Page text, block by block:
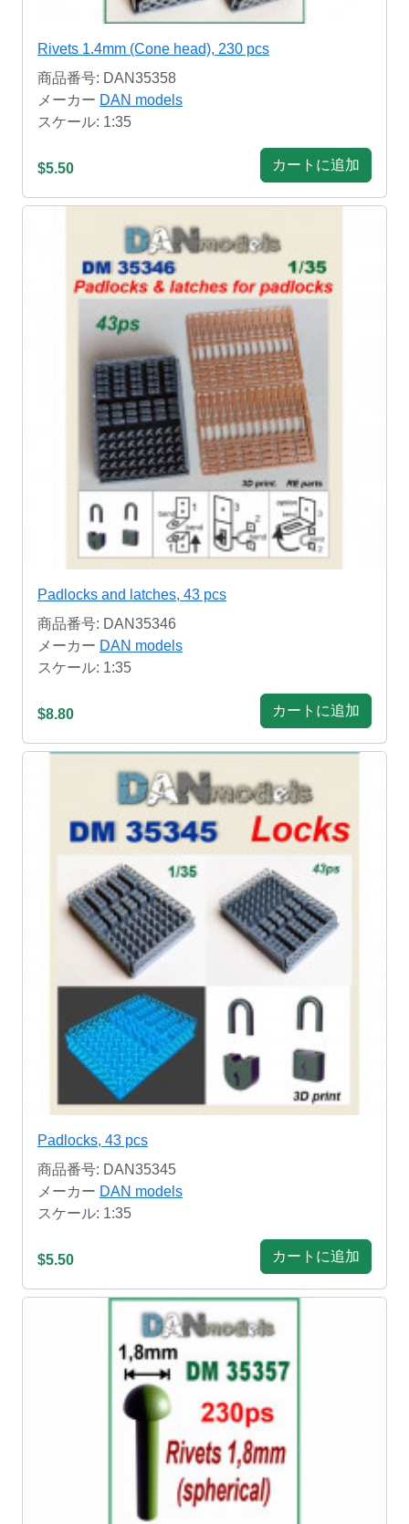
Rivets 1.4mm (Cone head), 230 pcs
商品番号: DAN35358
メーカー DAN models
スケール: 1:35
$5.50 カートに追加
Padlocks and latches, 43 pcs
商品番号: DAN35346
メーカー DAN models
スケール: 1:35
$8.80 カートに追加
Padlocks, 43 pcs
商品番号: DAN35345
メーカー DAN models
スケール: 1:35
$5.50 カートに追加